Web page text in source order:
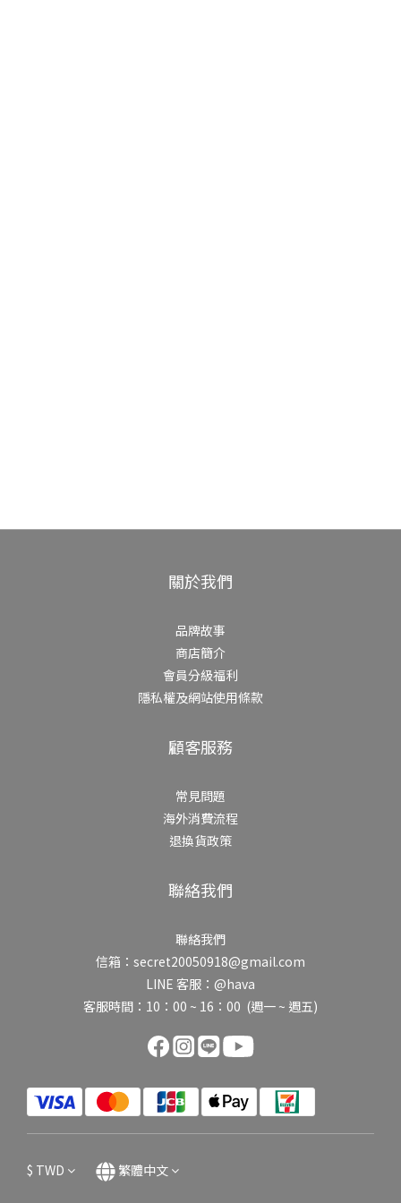
關於我們
品牌故事
商店簡介
會員分級福利
隱私權及網站使用條款
顧客服務
常見問題
海外消費流程
退換貨政策
聯絡我們
聯絡我們
信箱：secret20050918@gmail.com
LINE 客服：@hava
客服時間：10：00 ~ 16：00 (週一 ~ 週五)
$ TWD 繁體中文